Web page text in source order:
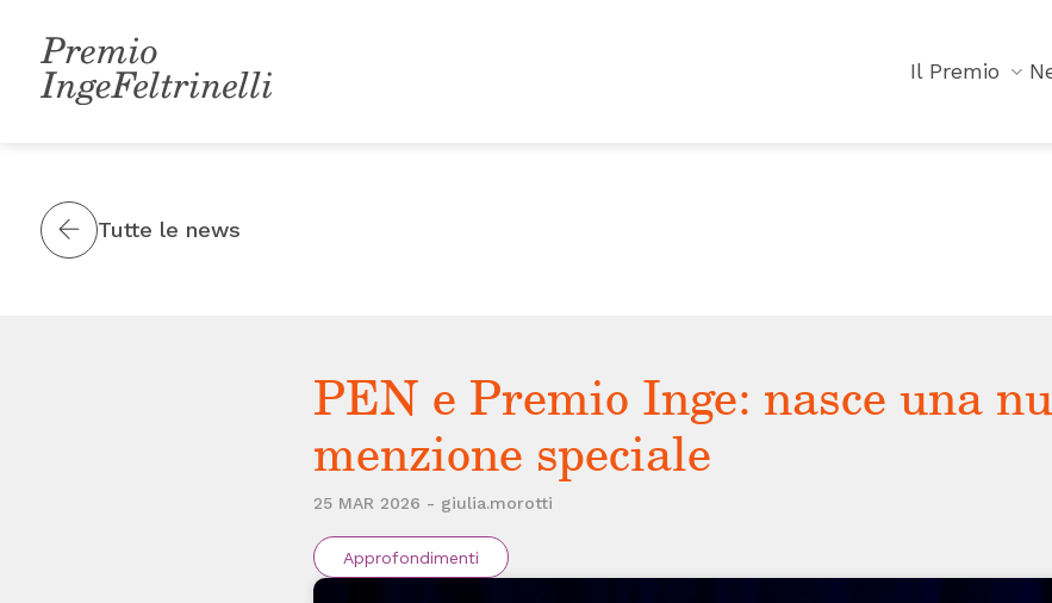
content
Il Premio
Tutte le news
PEN e Premio Inge: nasce una
menzione speciale
25 MAR 2026 - giulia.morotti
Approfondimenti